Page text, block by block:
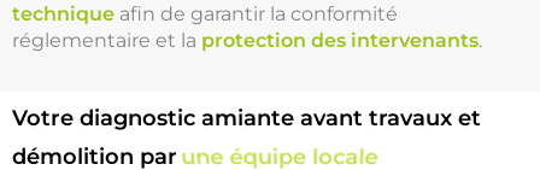
technique afin de garantir la conformité
réglementaire et la protection des intervenants.
Votre diagnostic amiante avant travaux et
démolition par une équipe locale